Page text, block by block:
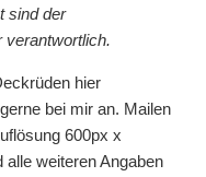
sind der
verantwortlich.
hier
bei mir an. Mailen
600px x
alle weiteren Angaben